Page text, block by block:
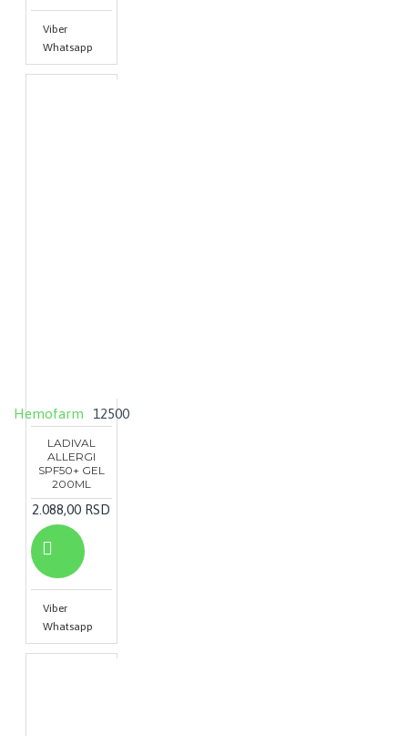
Viber
Whatsapp
Hemofarm 12500
LADIVAL
ALLERGI
SPF50+ GEL
200ML
2.088,00 RSD
Viber
Whatsapp